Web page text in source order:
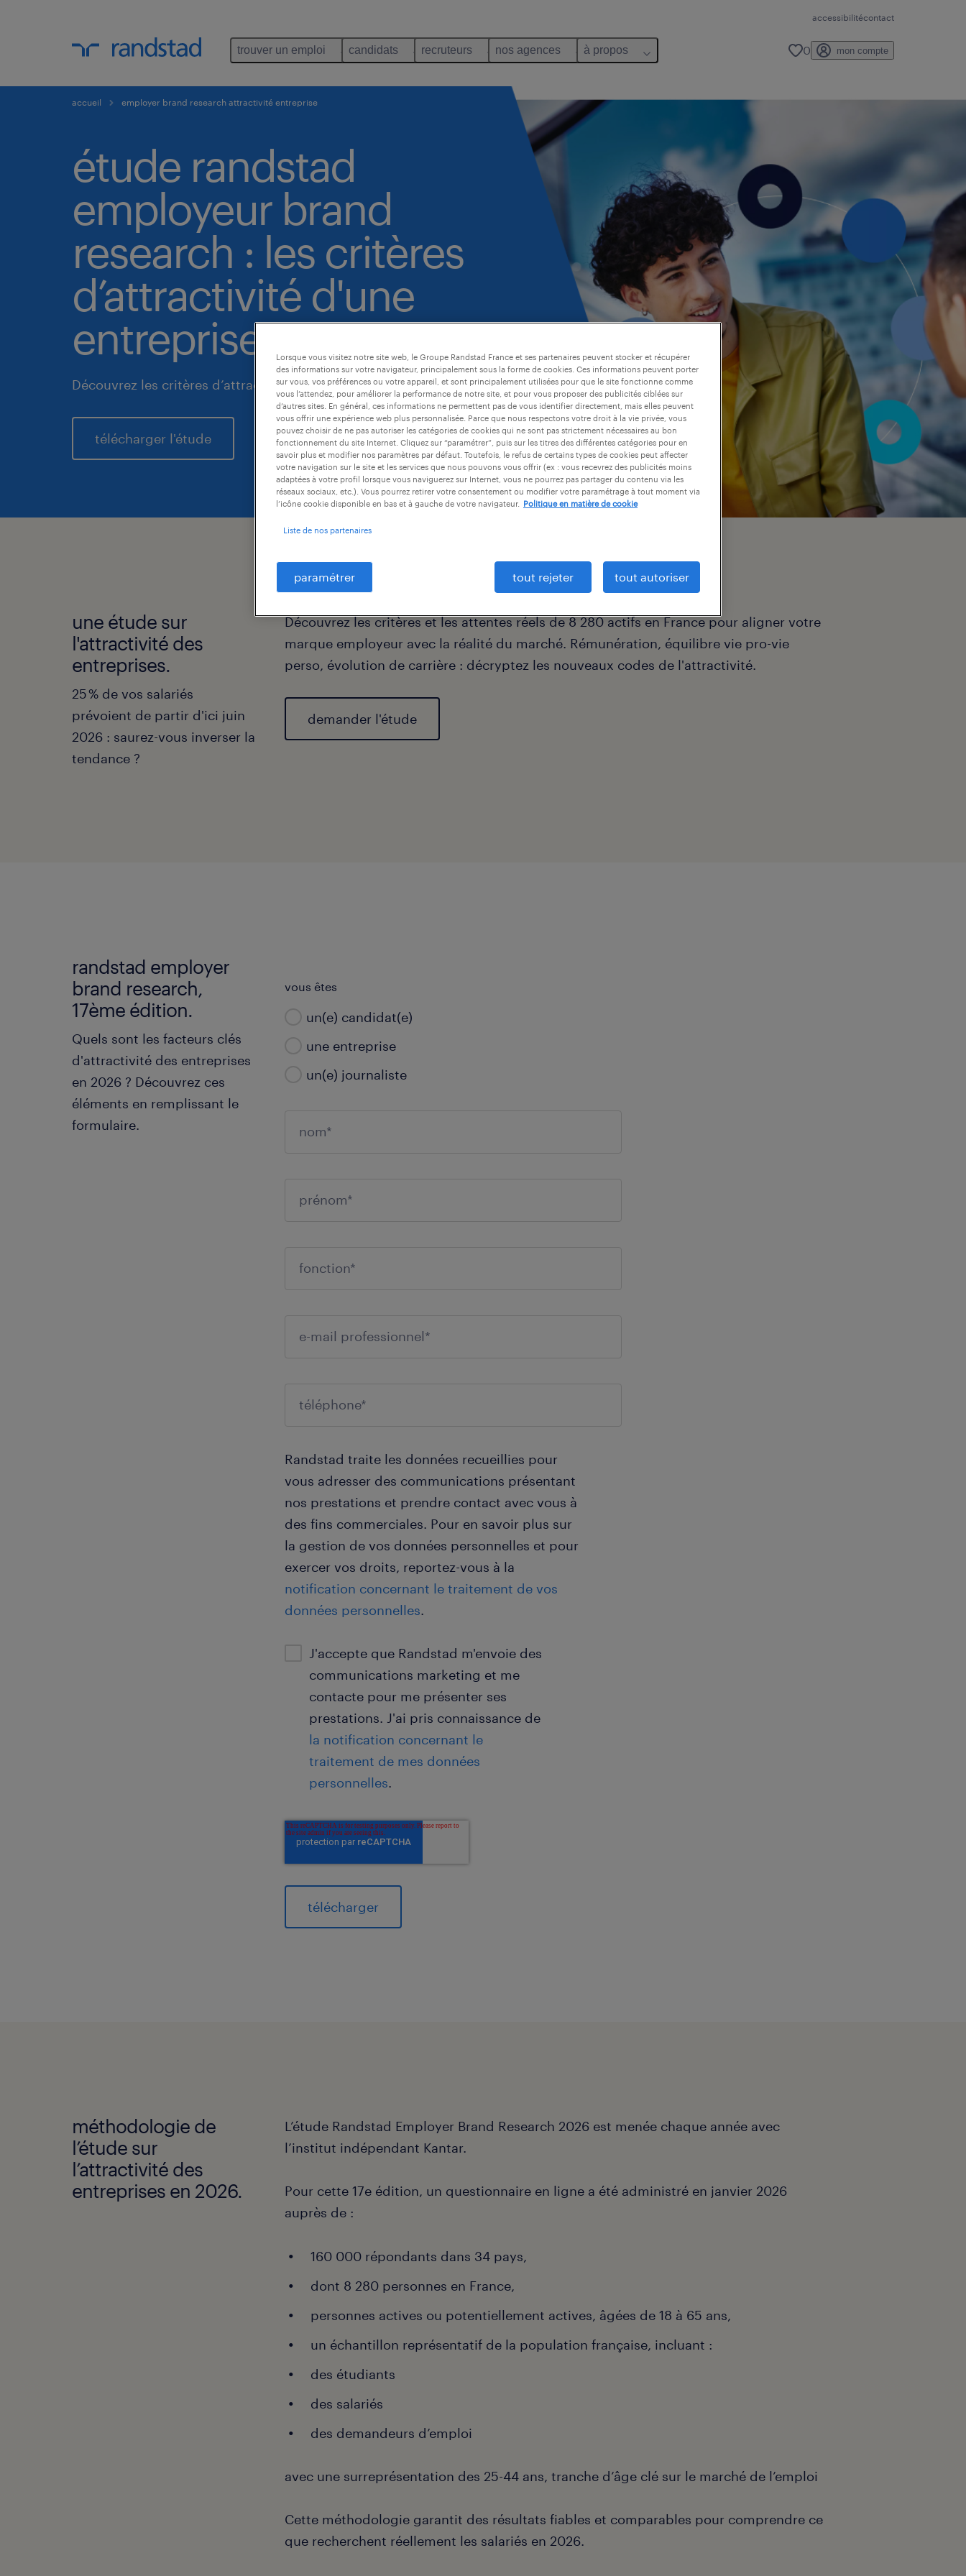
accessibilitécontact
trouver un emploi candidats recruteurs nos agences à propos 0 mon compte
accueil employer brand research attractivité entreprise
étude randstad
employeur brand
research : les critères
d’attractivité d'une
entreprise en 2026.
Découvrez les critères d’attractivité d'une entreprise en 2026.
télécharger l'étude
une étude sur
l'attractivité des
entreprises.
25 % de vos salariés
prévoient de partir d'ici juin
2026 : saurez-vous inverser la
tendance ?
Découvrez les critères et les attentes réels de 8 280 actifs en France pour aligner votre
marque employeur avec la réalité du marché. Rémunération, équilibre vie pro-vie
perso, évolution de carrière : décryptez les nouveaux codes de l'attractivité.
demander l'étude
randstad employer
brand research,
17ème édition.
Quels sont les facteurs clés
d'attractivité des entreprises
en 2026 ? Découvrez ces
éléments en remplissant le
formulaire.
vous êtes
un(e) candidat(e)
une entreprise
un(e) journaliste
Randstad traite les données recueillies pour
vous adresser des communications présentant
nos prestations et prendre contact avec vous à
des fins commerciales. Pour en savoir plus sur
la gestion de vos données personnelles et pour
exercer vos droits, reportez-vous à la
notification concernant le traitement de vos
données personnelles.
J'accepte que Randstad m'envoie des
communications marketing et me
contacte pour me présenter ses
prestations. J'ai pris connaissance de
la notification concernant le
traitement de mes données
personnelles.
méthodologie de
l’étude sur
l’attractivité des
entreprises en 2026.
L’étude Randstad Employer Brand Research 2026 est menée chaque année avec
l’institut indépendant Kantar.
Pour cette 17e édition, un questionnaire en ligne a été administré en janvier 2026
auprès de :
160 000 répondants dans 34 pays,
dont 8 280 personnes en France,
personnes actives ou potentiellement actives, âgées de 18 à 65 ans,
un échantillon représentatif de la population française, incluant :
des étudiants
des salariés
des demandeurs d’emploi
avec une surreprésentation des 25-44 ans, tranche d’âge clé sur le marché de l’emploi
Cette méthodologie garantit des résultats fiables et comparables pour comprendre ce
que recherchent réellement les salariés en 2026.
Lorsque vous visitez notre site web, le Groupe Randstad France et ses partenaires peuvent stocker et récupérer
des informations sur votre navigateur, principalement sous la forme de cookies. Ces informations peuvent porter
sur vous, vos préférences ou votre appareil, et sont principalement utilisées pour que le site fonctionne comme
vous l’attendez, pour améliorer la performance de notre site, et pour vous proposer des publicités ciblées sur
d’autres sites. En général, ces informations ne permettent pas de vous identifier directement, mais elles peuvent
vous offrir une expérience web plus personnalisée. Parce que nous respectons votre droit à la vie privée, vous
pouvez choisir de ne pas autoriser les catégories de cookies qui ne sont pas strictement nécessaires au bon
fonctionnement du site Internet. Cliquez sur “paramétrer”, puis sur les titres des différentes catégories pour en
savoir plus et modifier nos paramètres par défaut. Toutefois, le refus de certains types de cookies peut affecter
votre navigation sur le site et les services que nous pouvons vous offrir (ex : vous recevrez des publicités moins
adaptées à votre profil lorsque vous naviguerez sur Internet, vous ne pourrez pas partager du contenu via les
réseaux sociaux, etc.). Vous pourrez retirer votre consentement ou modifier votre paramétrage à tout moment via
l’icône cookie disponible en bas et à gauche de votre navigateur.
Politique en matière de cookie
Liste de nos partenaires
paramétrer tout rejeter tout autoriser